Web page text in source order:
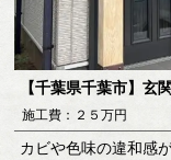
【千葉県千葉市】
施工費：２５万円
カビや色味の違和感